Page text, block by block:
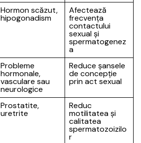
Hormon scăzut,
hipogonadism
Afectează
frecvența
contactului
sexual și
spermatogenez
a
Probleme
hormonale,
vasculare sau
neurologice
Reduce șansele
de concepție
prin act sexual
Prostatite,
uretrite
Reduc
motilitatea și
calitatea
spermatozoizilo
r